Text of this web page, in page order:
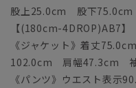
股上25.0cm 股下
【(180cm-4DROP)AB7】
《ジャケット》着丈
102.0cm 肩幅47.3cm
《パンツ》ウエスト表